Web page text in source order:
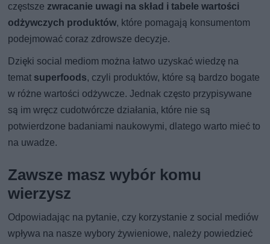
częstsze zwracanie uwagi na skład i tabele wartości
odżywczych produktów, które pomagają konsumentom
podejmować coraz zdrowsze decyzje.
Dzięki social mediom można łatwo uzyskać wiedzę na
temat superfoods, czyli produktów, które są bardzo bogate
w różne wartości odżywcze. Jednak często przypisywane
są im wręcz cudotwórcze działania, które nie są
potwierdzone badaniami naukowymi, dlatego warto mieć to
na uwadze.
Zawsze masz wybór komu
wierzysz
Odpowiadając na pytanie, czy korzystanie z social mediów
wpływa na nasze wybory żywieniowe, należy powiedzieć